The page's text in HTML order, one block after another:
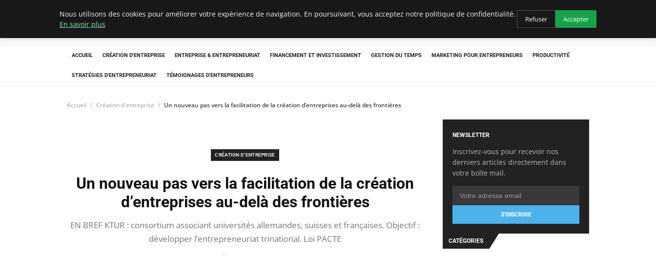
LECFCM
ACCUEIL CRÉATION D'ENTREPRISE ENTREPRISE & ENTREPRENEURIAT FINANCEMENT ET INVESTISSEMENT GESTION DU TEMPS MARKETING POUR ENTREPRENEURS PRODUCTIVITÉ
STRATÉGIES D'ENTREPRENEURIAT TÉMOIGNAGES D'ENTREPRENEURS
Accueil Création d'entreprise Un nouveau pas vers la facilitation de la création d’entreprises au-delà des frontières
CRÉATION D'ENTREPRISE
Un nouveau pas vers la facilitation de la création
d’entreprises au-delà des frontières
EN BREF KTUR : consortium associant universités allemandes, suisses et françaises. Objectif :
développer l’entrepreneuriat trinational. Loi PACTE
NEWSLETTER
Inscrivez-vous pour recevoir nos
derniers articles directement dans
votre boîte mail.
S'INSCRIRE
CATÉGORIES
Nous utilisons des cookies pour améliorer votre expérience de navigation. En poursuivant, vous acceptez notre politique de confidentialité.
En savoir plus
Refuser Accepter